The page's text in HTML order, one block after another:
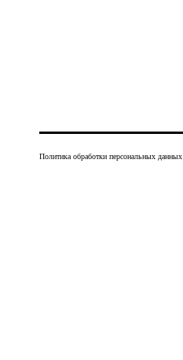
Политика обработки персональных данных